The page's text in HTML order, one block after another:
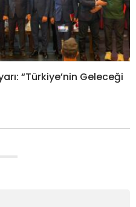
“Türkiye’nin Geleceği